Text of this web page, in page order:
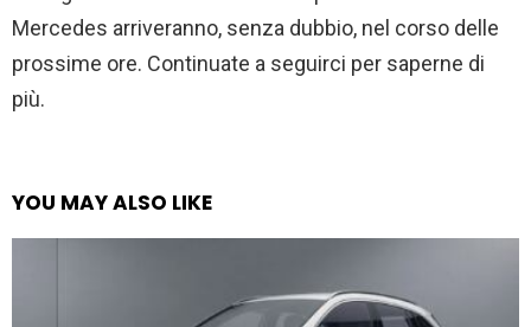
Mercedes arriveranno, senza dubbio, nel corso delle
prossime ore. Continuate a seguirci per saperne di
più.
YOU MAY ALSO LIKE